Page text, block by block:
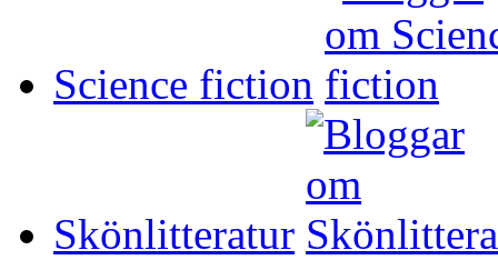
Science fiction
Skönlitteratur